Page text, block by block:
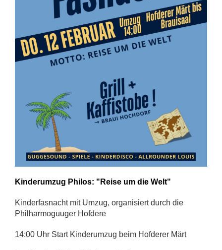
Kinderumzug Philos: "Reise um die Welt"
Kinderfasnacht mit Umzug, organisiert durch die
Philharmoguuger Hofdere
14:00 Uhr Start Kinderumzug beim Hofderer Märt